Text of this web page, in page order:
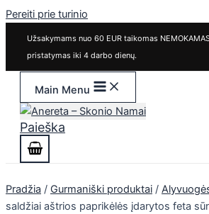
Pereiti prie turinio
Užsakymams nuo 60 EUR taikomas
pristatymas iki 4 darbo dienų.
Main Menu
Paieška
Pradžia / Gurmaniški produktai /
saldžiai aštrios paprikėlės įdarytos feta